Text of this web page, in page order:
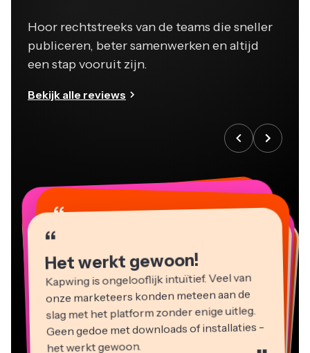
Hoor rechtstreeks van de teams die sneller
publiceren, beter samenwerken en altijd
een stap vooruit zijn.
Bekijk alle reviews
“
Het werkt gewoon!
Kapwing is ongelooflijk intuïtief. Veel van
onze marketeers konden meteen aan de
slag met het platform zonder enige uitleg.
Geen gedoe met downloads of installaties -
het werkt gewoon.
“
“
““
“
“